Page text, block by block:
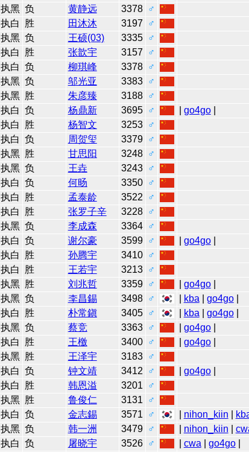
执黑 负 黄静远 3378
♂
执白 胜 田沐沐 3197
♂
执黑 负 王硕(03) 3335
♂
执白 胜 张歆宇 3157
♂
执白 负 柳琪峰 3378
♂
执黑 负 邬光亚 3383
♂
执黑 胜 朱彦臻 3188
♂
执白 负 杨鼎新 3695 ♂ go4go|
执白 胜 杨智文 3253
♂
执白 负 周贺玺 3379
♂
执黑 胜 甘思阳 3248
♂
执黑 负 王垚 3243
♂
执白 负 何旸 3350
♂
执白 胜 孟泰龄 3522
♂
执白 胜 张罗子辛 3228
♂
执黑 负 李成森 3364
♂
执白 负 谢尔豪 3599 ♂ go4go|
执白 胜 孙腾宇 3410
♂
执白 胜 王若宇 3213
♂
执黑 胜 刘兆哲 3359 ♂ go4go|
执黑 负 李昌錫 3498 ♂ kba go4go|
执白 胜 朴常鎭 3405 ♂ kba go4go|
执黑 负 蔡竞 3363 ♂ go4go|
执白 胜 王檄 3400 ♂ go4go|
执黑 胜 王泽宇 3183
♂
执白 负 钟文靖 3412 ♂ go4go|
执白 胜 韩恩溢 3201
♂
执黑 胜 鲁俊仁 3131
♂
执白 负 金志錫 3571 ♂ nihon_kiin
执黑 负 韩一洲 3479 ♂ nihon_kiin
执白 负 屠晓宇 3526 ♂ cwa go4go|